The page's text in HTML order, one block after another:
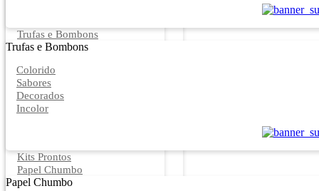
Trufas e Bombons
Trufas e Bombons
Colorido
Sabores
Decorados
Incolor
Kits Prontos
Papel Chumbo
Papel Chumbo